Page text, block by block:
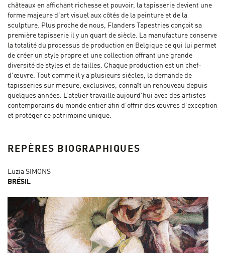
châteaux en affichant richesse et pouvoir, la tapisserie devient une
forme majeure d'art visuel aux côtés de la peinture et de la
sculpture. Plus proche de nous, Flanders Tapestries conçoit sa
première tapisserie il y un quart de siècle. La manufacture conserve
la totalité du processus de production en Belgique ce qui lui permet
de créer un style propre et une collection offrant une grande
diversité de styles et de tailles. Chaque production est un chef-
d'œuvre. Tout comme il y a plusieurs siècles, la demande de
tapisseries sur mesure, exclusives, connaît un renouveau depuis
quelques années. L’atelier travaille aujourd'hui avec des artistes
contemporains du monde entier afin d’offrir des œuvres d’exception
et protéger ce patrimoine unique.
REPÈRES BIOGRAPHIQUES
Luzia SIMONS
BRÉSIL